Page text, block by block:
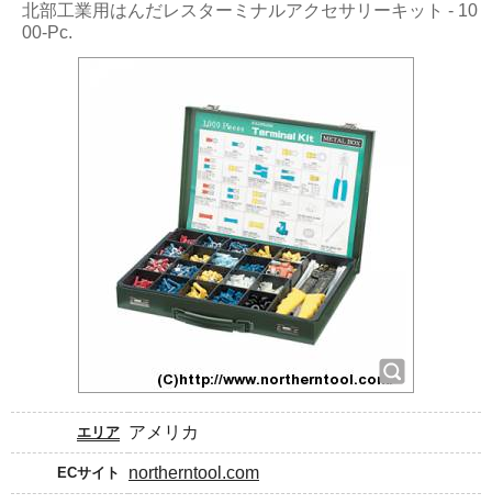
北部工業用はんだレスターミナルアクセサリーキット - 10
00-Pc.
エリア アメリカ
ECサイト northerntool.com